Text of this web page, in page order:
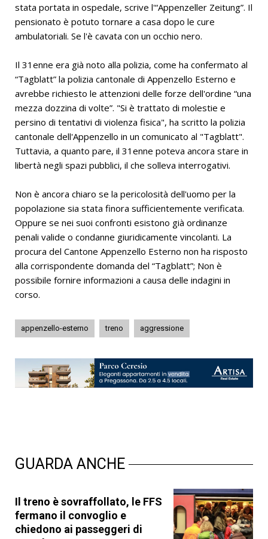
stata portata in ospedale, scrive l'“Appenzeller Zeitung”. Il
pensionato è potuto tornare a casa dopo le cure
ambulatoriali. Se l'è cavata con un occhio nero.
Il 31enne era già noto alla polizia, come ha confermato al
“Tagblatt” la polizia cantonale di Appenzello Esterno e
avrebbe richiesto le attenzioni delle forze dell'ordine “una
mezza dozzina di volte”. "Si è trattato di molestie e
persino di tentativi di violenza fisica", ha scritto la polizia
cantonale dell'Appenzello in un comunicato al "Tagblatt".
Tuttavia, a quanto pare, il 31enne poteva ancora stare in
libertà negli spazi pubblici, il che solleva interrogativi.
Non è ancora chiaro se la pericolosità dell'uomo per la
popolazione sia stata finora sufficientemente verificata.
Oppure se nei suoi confronti esistono già ordinanze
penali valide o condanne giuridicamente vincolanti. La
procura del Cantone Appenzello Esterno non ha risposto
alla corrispondente domanda del “Tagblatt”; Non è
possibile fornire informazioni a causa delle indagini in
corso.
appenzello-esterno treno aggressione
GUARDA ANCHE
Il treno è sovraffollato, le FFS
fermano il convoglio e
chiedono ai passeggeri di